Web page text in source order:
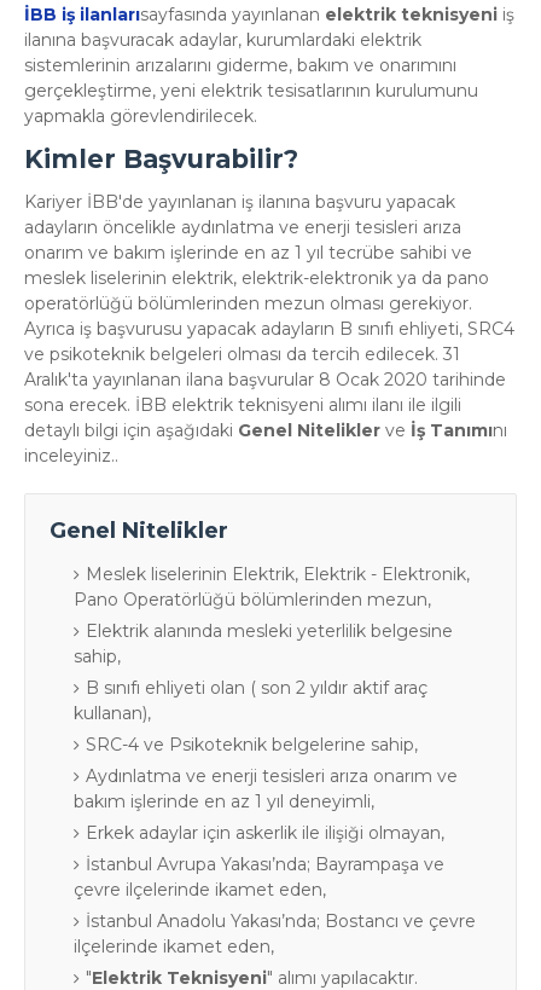
İBB iş ilanlarısayfasında yayınlanan elektrik teknisyeni iş
ilanına başvuracak adaylar, kurumlardaki elektrik
sistemlerinin arızalarını giderme, bakım ve onarımını
gerçekleştirme, yeni elektrik tesisatlarının kurulumunu
yapmakla görevlendirilecek.
Kimler Başvurabilir?
Kariyer İBB'de yayınlanan iş ilanına başvuru yapacak
adayların öncelikle aydınlatma ve enerji tesisleri arıza
onarım ve bakım işlerinde en az 1 yıl tecrübe sahibi ve
meslek liselerinin elektrik, elektrik-elektronik ya da pano
operatörlüğü bölümlerinden mezun olması gerekiyor.
Ayrıca iş başvurusu yapacak adayların B sınıfı ehliyeti, SRC4
ve psikoteknik belgeleri olması da tercih edilecek. 31
Aralık'ta yayınlanan ilana başvurular 8 Ocak 2020 tarihinde
sona erecek. İBB elektrik teknisyeni alımı ilanı ile ilgili
detaylı bilgi için aşağıdaki Genel Nitelikler ve İş Tanımını
inceleyiniz..
Genel Nitelikler
Meslek liselerinin Elektrik, Elektrik - Elektronik,
Pano Operatörlüğü bölümlerinden mezun,
Elektrik alanında mesleki yeterlilik belgesine
sahip,
B sınıfı ehliyeti olan ( son 2 yıldır aktif araç
kullanan),
SRC-4 ve Psikoteknik belgelerine sahip,
Aydınlatma ve enerji tesisleri arıza onarım ve
bakım işlerinde en az 1 yıl deneyimli,
Erkek adaylar için askerlik ile ilişiği olmayan,
İstanbul Avrupa Yakası’nda; Bayrampaşa ve
çevre ilçelerinde ikamet eden,
İstanbul Anadolu Yakası’nda; Bostancı ve çevre
ilçelerinde ikamet eden,
"Elektrik Teknisyeni" alımı yapılacaktır.